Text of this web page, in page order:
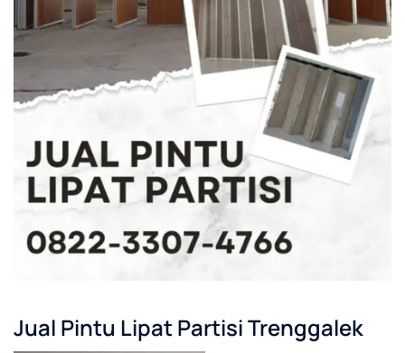
Jual Pintu Lipat Partisi Trenggalek